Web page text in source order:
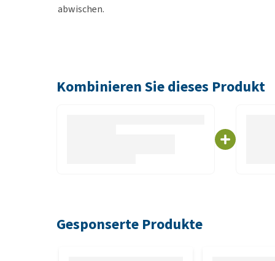
abwischen.
demineralisiertes Wasser, Glycerin,
Kombinieren Sie dieses Produkt
Gesponserte Produkte